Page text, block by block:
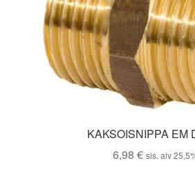
KAKSOISNIPPA EM
6,98 € sis. alv